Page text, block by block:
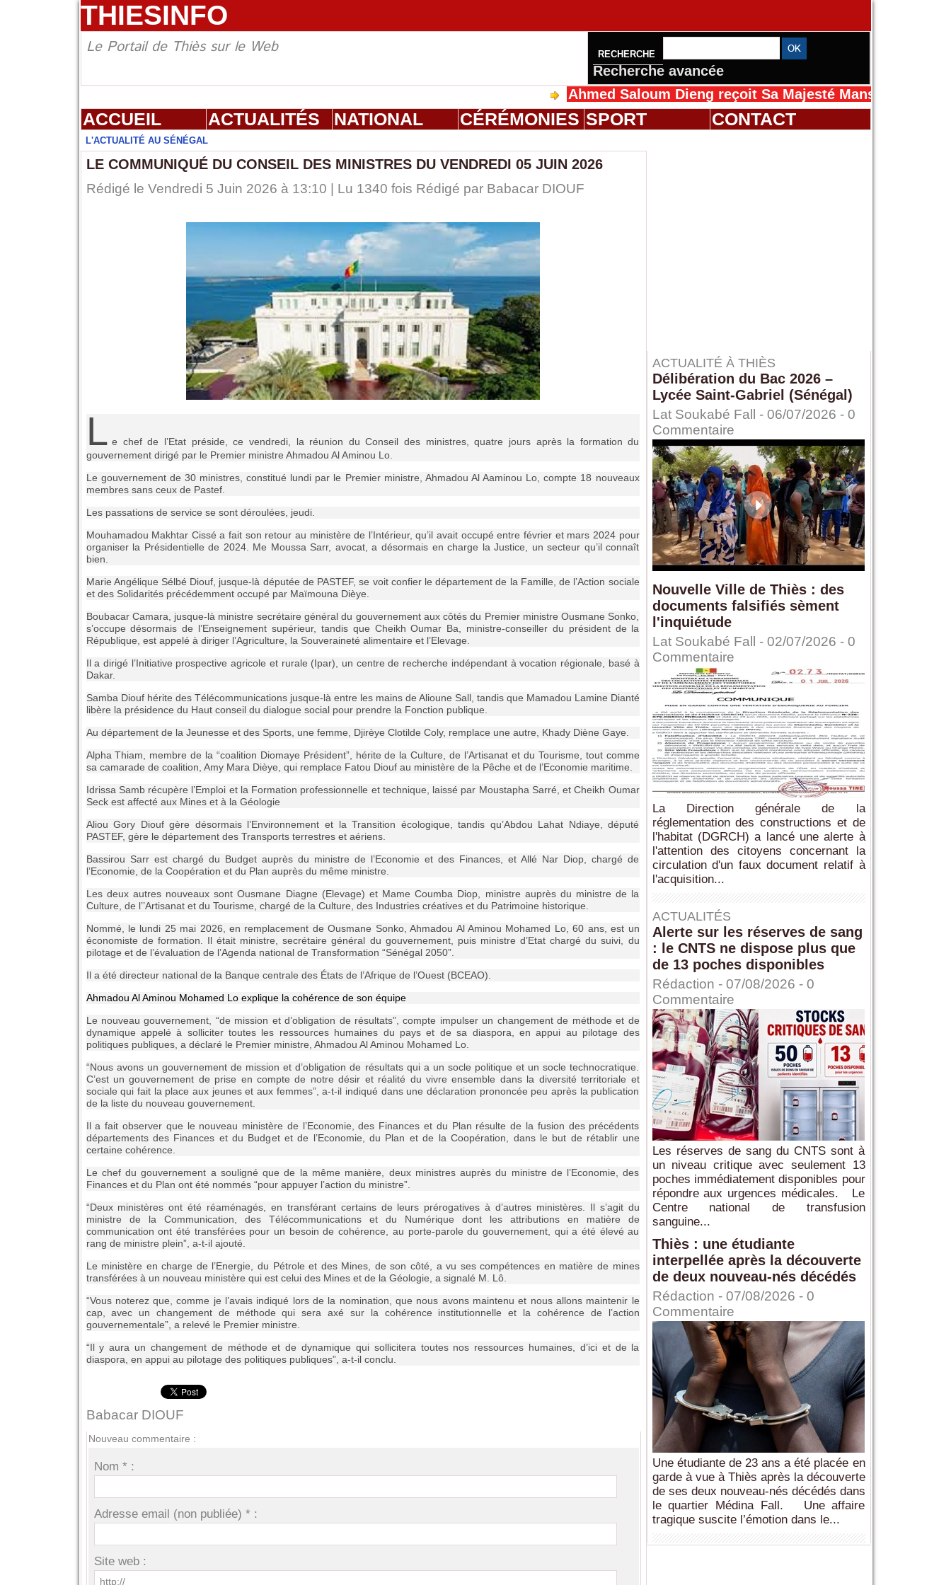
THIESINFO
Le Portail de Thiès sur le Web RECHERCHE
Recherche avancée
Ahmed Saloum Dieng reçoit Sa Majesté Mansah Cissé au
ACCUEIL ACTUALITÉS NATIONAL CÉRÉMONIES SPORT CONTACT
L'ACTUALITÉ AU SÉNÉGAL
LE COMMUNIQUÉ DU CONSEIL DES MINISTRES DU VENDREDI 05 JUIN 2026
Rédigé le Vendredi 5 Juin 2026 à 13:10 | Lu 1340 fois Rédigé par Babacar DIOUF
L e chef de l’Etat préside, ce vendredi, la réunion du Conseil des ministres, quatre jours après la formation du
gouvernement dirigé par le Premier ministre Ahmadou Al Aminou Lo.
Le gouvernement de 30 ministres, constitué lundi par le Premier ministre, Ahmadou Al Aaminou Lo, compte 18 nouveaux
membres sans ceux de Pastef.
Les passations de service se sont déroulées, jeudi.
Mouhamadou Makhtar Cissé a fait son retour au ministère de l’Intérieur, qu’il avait occupé entre février et mars 2024 pour
organiser la Présidentielle de 2024. Me Moussa Sarr, avocat, a désormais en charge la Justice, un secteur qu’il connaît
bien.
Marie Angélique Sélbé Diouf, jusque-là députée de PASTEF, se voit confier le département de la Famille, de l’Action sociale
et des Solidarités précédemment occupé par Maïmouna Dièye.
Boubacar Camara, jusque-là ministre secrétaire général du gouvernement aux côtés du Premier ministre Ousmane Sonko,
s’occupe désormais de l’Enseignement supérieur, tandis que Cheikh Oumar Ba, ministre-conseiller du président de la
République, est appelé à diriger l’Agriculture, la Souveraineté alimentaire et l’Elevage.
Il a dirigé l’Initiative prospective agricole et rurale (Ipar), un centre de recherche indépendant à vocation régionale, basé à
Dakar.
Samba Diouf hérite des Télécommunications jusque-là entre les mains de Alioune Sall, tandis que Mamadou Lamine Dianté
libère la présidence du Haut conseil du dialogue social pour prendre la Fonction publique.
Au département de la Jeunesse et des Sports, une femme, Djirèye Clotilde Coly, remplace une autre, Khady Diène Gaye.
Alpha Thiam, membre de la “coalition Diomaye Président”, hérite de la Culture, de l’Artisanat et du Tourisme, tout comme
sa camarade de coalition, Amy Mara Dièye, qui remplace Fatou Diouf au ministère de la Pêche et de l’Economie maritime.
Idrissa Samb récupère l’Emploi et la Formation professionnelle et technique, laissé par Moustapha Sarré, et Cheikh Oumar
Seck est affecté aux Mines et à la Géologie
Aliou Gory Diouf gère désormais l’Environnement et la Transition écologique, tandis qu’Abdou Lahat Ndiaye, député
PASTEF, gère le département des Transports terrestres et aériens.
Bassirou Sarr est chargé du Budget auprès du ministre de l’Economie et des Finances, et Allé Nar Diop, chargé de
l’Economie, de la Coopération et du Plan auprès du même ministre.
Les deux autres nouveaux sont Ousmane Diagne (Elevage) et Mame Coumba Diop, ministre auprès du ministre de la
Culture, de l’’Artisanat et du Tourisme, chargé de la Culture, des Industries créatives et du Patrimoine historique.
Nommé, le lundi 25 mai 2026, en remplacement de Ousmane Sonko, Ahmadou Al Aminou Mohamed Lo, 60 ans, est un
économiste de formation. Il était ministre, secrétaire général du gouvernement, puis ministre d’Etat chargé du suivi, du
pilotage et de l’évaluation de l’Agenda national de Transformation “Sénégal 2050”.
Il a été directeur national de la Banque centrale des États de l’Afrique de l’Ouest (BCEAO).
Ahmadou Al Aminou Mohamed Lo explique la cohérence de son équipe
Le nouveau gouvernement, “de mission et d’obligation de résultats”, compte impulser un changement de méthode et de
dynamique appelé à solliciter toutes les ressources humaines du pays et de sa diaspora, en appui au pilotage des
politiques publiques, a déclaré le Premier ministre, Ahmadou Al Aminou Mohamed Lo.
“Nous avons un gouvernement de mission et d’obligation de résultats qui a un socle politique et un socle technocratique.
C’est un gouvernement de prise en compte de notre désir et réalité du vivre ensemble dans la diversité territoriale et
sociale qui fait la place aux jeunes et aux femmes”, a-t-il indiqué dans une déclaration prononcée peu après la publication
de la liste du nouveau gouvernement.
Il a fait observer que le nouveau ministère de l’Economie, des Finances et du Plan résulte de la fusion des précédents
départements des Finances et du Budget et de l’Economie, du Plan et de la Coopération, dans le but de rétablir une
certaine cohérence.
Le chef du gouvernement a souligné que de la même manière, deux ministres auprès du ministre de l’Economie, des
Finances et du Plan ont été nommés “pour appuyer l’action du ministre”.
“Deux ministères ont été réaménagés, en transférant certains de leurs prérogatives à d’autres ministères. Il s’agit du
ministre de la Communication, des Télécommunications et du Numérique dont les attributions en matière de
communication ont été transférées pour un besoin de cohérence, au porte-parole du gouvernement, qui a été élevé au
rang de ministre plein”, a-t-il ajouté.
Le ministère en charge de l’Energie, du Pétrole et des Mines, de son côté, a vu ses compétences en matière de mines
transférées à un nouveau ministère qui est celui des Mines et de la Géologie, a signalé M. Lô.
“Vous noterez que, comme je l’avais indiqué lors de la nomination, que nous avons maintenu et nous allons maintenir le
cap, avec un changement de méthode qui sera axé sur la cohérence institutionnelle et la cohérence de l’action
gouvernementale”, a relevé le Premier ministre.
“Il y aura un changement de méthode et de dynamique qui sollicitera toutes nos ressources humaines, d’ici et de la
diaspora, en appui au pilotage des politiques publiques”, a-t-il conclu.
Babacar DIOUF
Nouveau commentaire :
Nom * :
Adresse email (non publiée) * :
Site web :
ACTUALITÉ À THIÈS
Délibération du Bac 2026 –
Lycée Saint-Gabriel (Sénégal)
Lat Soukabé Fall - 06/07/2026 - 0
Commentaire
Nouvelle Ville de Thiès : des
documents falsifiés sèment
l'inquiétude
Lat Soukabé Fall - 02/07/2026 - 0
Commentaire
La Direction générale de la
réglementation des constructions et de
l'habitat (DGRCH) a lancé une alerte à
l'attention des citoyens concernant la
circulation d'un faux document relatif à
l'acquisition...
ACTUALITÉS
Alerte sur les réserves de sang
: le CNTS ne dispose plus que
de 13 poches disponibles
Rédaction - 07/08/2026 - 0
Commentaire
Les réserves de sang du CNTS sont à
un niveau critique avec seulement 13
poches immédiatement disponibles pour
répondre aux urgences médicales. Le
Centre national de transfusion
sanguine...
Thiès : une étudiante
interpellée après la découverte
de deux nouveau-nés décédés
Rédaction - 07/08/2026 - 0
Commentaire
Une étudiante de 23 ans a été placée en
garde à vue à Thiès après la découverte
de ses deux nouveau-nés décédés dans
le quartier Médina Fall. Une affaire
tragique suscite l’émotion dans le...